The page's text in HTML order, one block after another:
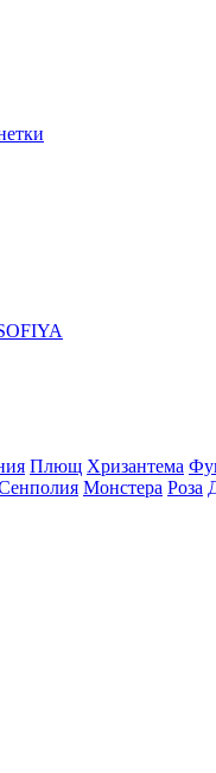
Плющ Хризантема
Монстера Роза